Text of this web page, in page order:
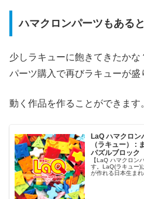
ハマクロンパーツもある
少しラキューに飽きてきたか
パーツ購入で再びラキューが盛
動く作品を作ることができます
LaQ ハマクロン
（ラキュー） :
パズルブロック
【LaQ ハマクロン
す。LaQ(ラキュー)
が作れる日本生まれ